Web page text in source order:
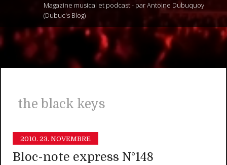
Magazine musical et podcast - par Antoine Dubuquoy
(Dubuc's Blog)
the black keys
2010. 23. NOVEMBRE
Bloc-note express N°148